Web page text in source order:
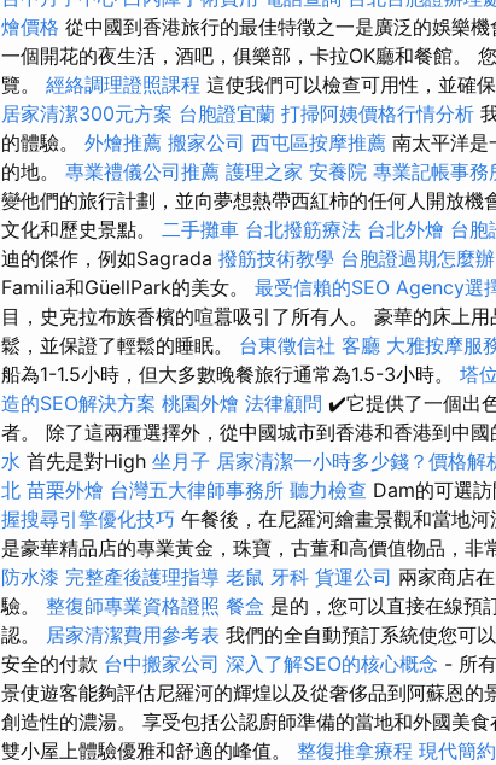
燴價格 從中國到香港旅行的最佳特徵之一是廣泛的娛樂機
一個開花的夜生活，酒吧，俱樂部，卡拉OK廳和餐館。
覽。 經絡調理證照課程 這使我們可以檢查可用性，並確
居家清潔300元方案 台胞證宜蘭 打掃阿姨價格行情分析
的體驗。 外燴推薦 搬家公司 西屯區按摩推薦 南太平洋是
的地。 專業禮儀公司推薦 護理之家 安養院 專業記帳事務
變他們的旅行計劃，並向夢想熱帶西紅柿的任何人開放
文化和歷史景點。 二手攤車 台北撥筋療法 台北外燴 台胞
迪的傑作，例如Sagrada 撥筋技術教學 台胞證過期怎麼辦
Familia和GüellPark的美女。 最受信賴的SEO Agency選
目，史克拉布族香檳的喧囂吸引了所有人。 豪華的床上
鬆，並保證了輕鬆的睡眠。 台東徵信社 客廳 大雅按摩服
船為1-1.5小時，但大多數晚餐旅行通常為1.5-3小時。 塔
造的SEO解決方案 桃園外燴 法律顧問 ✔️它提供了一個出
者。 除了這兩種選擇外，從中國城市到香港和香港到中國
水 首先是對High 坐月子 居家清潔一小時多少錢？價格解
北 苗栗外燴 台灣五大律師事務所 聽力檢查 Dam的可選
握搜尋引擎優化技巧 午餐後，在尼羅河繪畫景觀和當地
是豪華精品店的專業黃金，珠寶，古董和高價值物品，非
防水漆 完整產後護理指導 老鼠 牙科 貨運公司 兩家商店
驗。 整復師專業資格證照 餐盒 是的，您可以直接在線預
認。 居家清潔費用參考表 我們的全自動預訂系統使您可
安全的付款 台中搬家公司 深入了解SEO的核心概念 - 所
景使遊客能夠評估尼羅河的輝煌以及從奢侈品到阿蘇恩
創造性的濃湯。 享受包括公認廚師準備的當地和外國美
雙小屋上體驗優雅和舒適的峰值。 整復推拿療程 現代簡